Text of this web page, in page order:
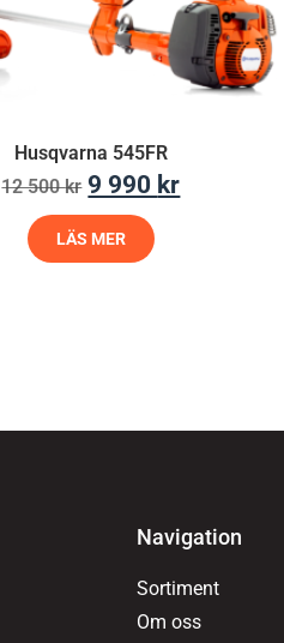
Husqvarna 545FR
12 500kr 9 990 kr
LÄS MER
Navigation
Sortiment
Om oss